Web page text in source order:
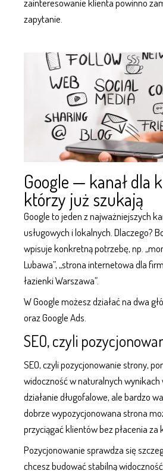
zainteresowanie klienta powinno
zapytanie.
Google — kanał dla
którzy już szukają
Google to jeden z najważniejszych
usługowych i lokalnych. Dlaczego?
wpisuje konkretną potrzebę, np.
Lubawa”, „strona internetowa dla
łazienki Warszawa”.
W Google możesz działać na dwa
oraz Google Ads.
SEO, czyli
SEO, czyli pozycjonowanie strony,
widoczność w naturalnych wynikach
działanie długofalowe, ale bardzo
dobrze wypozycjonowana strona
przyciągać klientów bez płacenia za
Pozycjonowaniesprawdza się
chcesz budować stabilną